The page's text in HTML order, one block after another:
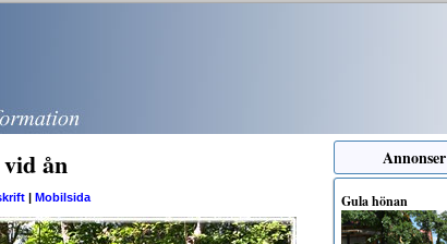
ån
| Mobilsida Gula hönan